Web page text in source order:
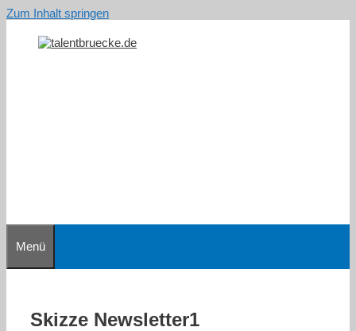
Zum Inhalt springen
Menü
Skizze Newsletter1